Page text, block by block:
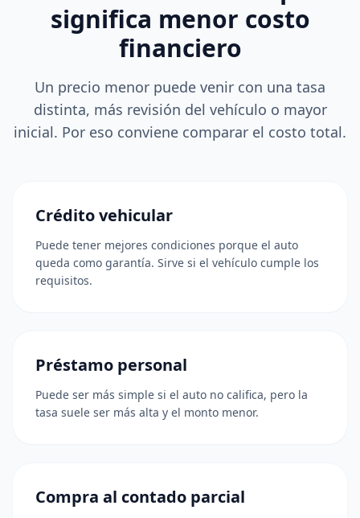
significa menor costo
financiero
Un precio menor puede venir con una tasa
distinta, más revisión del vehículo o mayor
inicial. Por eso conviene comparar el costo total.
Crédito vehicular
Puede tener mejores condiciones porque el auto
queda como garantía. Sirve si el vehículo cumple los
requisitos.
Préstamo personal
Puede ser más simple si el auto no califica, pero la
tasa suele ser más alta y el monto menor.
Compra al contado parcial